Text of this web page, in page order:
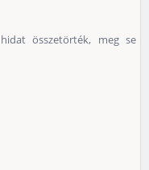
összetörték, meg se